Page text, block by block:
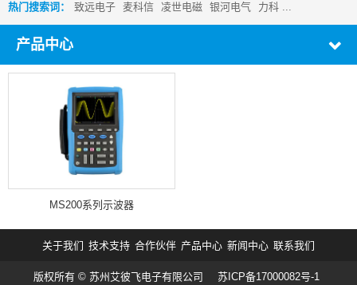
热门搜索词： 致远电子 麦科信 凌世电磁 银河电气 力科 ...
产品中心
MS200系列示波器
关于我们 技术支持 合作伙伴 产品中心 新闻中心 联系我们
版权所有 © 苏州艾彼飞电子有限公司
苏ICP备17000082号-1